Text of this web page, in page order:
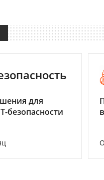
для
безопасности